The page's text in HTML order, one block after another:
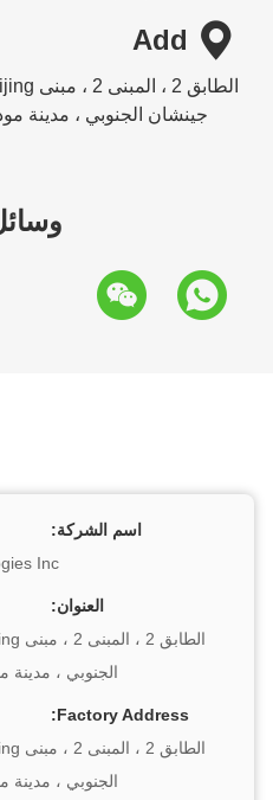

Add
جينشان الجنوبي ، مدينة
اسم الشركة:
Inc.,
العنوان:
الجنوبي ،
Factory Address:
الجنوبي ،